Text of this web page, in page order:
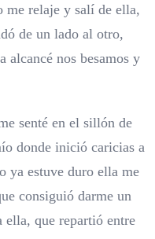
me relaje y salí de ella,
de un lado al otro,
alcancé nos besamos y
senté en el sillón de
donde inició caricias a
ya estuve duro ella me
consiguió darme un
ella, que repartió entre